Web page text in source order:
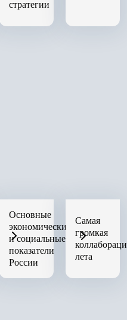
стратегии
Основные
экономические
и социальные
показатели
России
Самая
громкая
лета